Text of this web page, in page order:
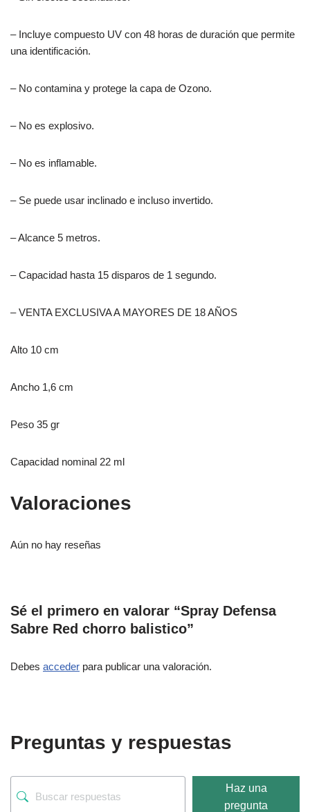
– Incluye compuesto UV con 48 horas de duración que permite
una identificación.
– No contamina y protege la capa de Ozono.
– No es explosivo.
– No es inflamable.
– Se puede usar inclinado e incluso invertido.
– Alcance 5 metros.
– Capacidad hasta 15 disparos de 1 segundo.
– VENTA EXCLUSIVA A MAYORES DE 18 AÑOS
Alto 10 cm
Ancho 1,6 cm
Peso 35 gr
Capacidad nominal 22 ml
Valoraciones
Aún no hay reseñas
Sé el primero en valorar “Spray Defensa
Sabre Red chorro balistico”
Debes acceder para publicar una valoración.
Preguntas y respuestas
Haz una
pregunta